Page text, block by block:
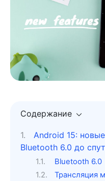
Содержание
Android 15:
Bluetooth 6.0 до
Bluetooth 6.0
Трансляция